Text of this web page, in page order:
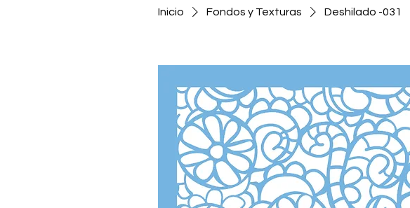
Inicio Fondos y Texturas Deshilado -031